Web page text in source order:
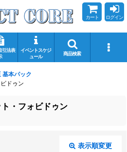
カート ログイン
引法表
イベントスケジ
ュール
商品検索
基本パック
ドゥン
ト・フォビドゥン
表示順変更